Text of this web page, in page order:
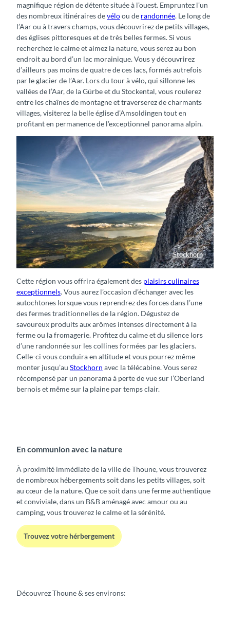
magnifique région de détente située à l’ouest. Empruntez l’un
des nombreux itinéraires devéloou de randonnée. Le long de
l’Aar ou à travers champs, vous découvrirez de petits villages,
des églises pittoresques et de très belles fermes. Si vous
recherchez le calme et aimez la nature, vous serez au bon
endroit au bord d’un lac morainique. Vous y découvrirez
d’ailleurs pas moins de quatre de ces lacs, formés autrefois
par le glacier de l’Aar. Lors du tour à vélo, qui sillonne les
vallées de l’Aar, de la Gürbe et du Stockental, vous roulerez
entre les chaînes de montagne et traverserez de charmants
villages, visiterez la belle église d’Amsoldingen tout en
profitant en permanence de l’exceptionnel panorama alpin.
Stockhorn
Aussicht vom Stockhorn über Thun
Cette région vous offrira également des plaisirs culinaires
exceptionnels. Vous aurez l’occasion d’échanger avec les
autochtones lorsque vous reprendrez des forces dans l’une
des fermes traditionnelles de la région. Dégustez de
savoureux produits aux arômes intenses directement à la
ferme ou la fromagerie. Profitez du calme et du silence lors
d’une randonnée sur les collines formées par les glaciers.
Celle-ci vous conduira en altitude et vous pourrez même
monter jusqu’au Stockhorn avec la télécabine. Vous serez
récompensé par un panorama à perte de vue sur l’Oberland
bernois et même sur la plaine par temps clair.
En communion avec la nature
À proximité immédiate de la ville de Thoune, vous trouverez
de nombreux hébergements soit dans les petits villages, soit
au cœur de la nature. Que ce soit dans une ferme authentique
et conviviale, dans un B&B aménagé avec amour ou au
camping, vous trouverez le calme et la sérénité.
Trouvez votre hérbergement
Découvrez Thoune & ses environs: